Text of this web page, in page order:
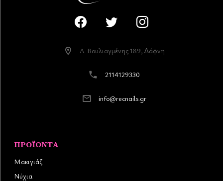
Λ. Βουλιαγµένης 189, ∆άφνη
2114129330
info@recnails.gr
ΠΡΟΪΌΝΤΑ
Μακιγιάζ
Νύχια